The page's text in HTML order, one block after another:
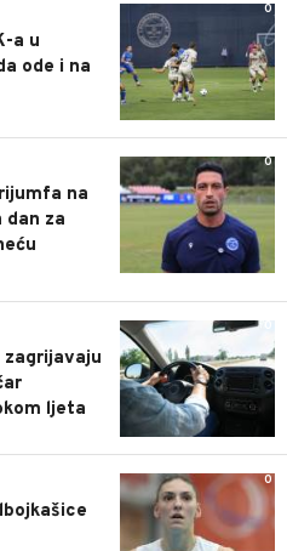
0
a u
ode i na
0
na
za
ljeta
0